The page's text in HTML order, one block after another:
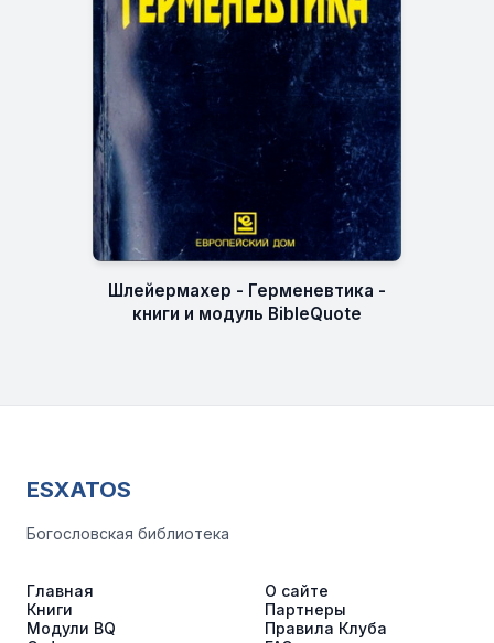
Шлейермахер - Герменевтика -
книги и модуль BibleQuote
ESXATOS
Богословская библиотека
Главная
Книги
Модули BQ
О сайте
Партнеры
Правила Клуба